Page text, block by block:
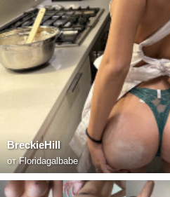
BreckieHill
отFloridagalbabe